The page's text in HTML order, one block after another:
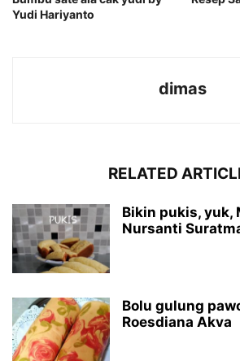
Yudi Hariyanto
dimas
RELATED
Bikin pukis, yuk,
Nursanti
Bolu gulung
Roesdiana Akva